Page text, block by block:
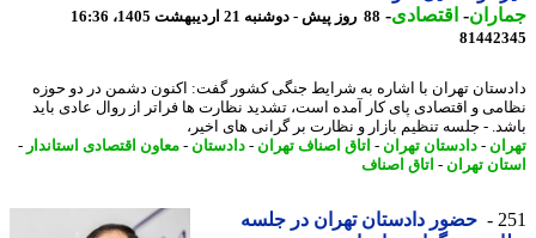
- اقتصادی-88 روز پیش - دوشنبه 21 اردیبهشت 1405، 16:36
تهران با اشاره به شرایط جنگی کشور گفت: اکنون دشمن در دو حوزه
و اقتصادی پای کار آمده است، تشدید نظارت ها فراتر از روال عادی باید
- جلسه تنظیم بازار و نظارت بر گرانی های اخیر،
- دادستان تهران- اتاق اصناف تهران- دادستان-معاون اقتصادی استاندار-
تهران- اتاق اصناف
حضور دادستان تهران در جلسه